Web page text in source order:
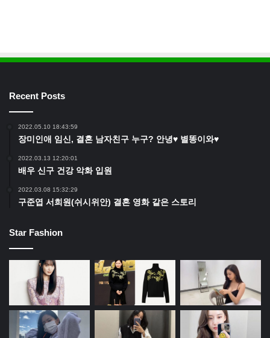
Recent Posts
2022.05.10 18:43:59
장미인애 임신, 결혼 남자친구 누구? 안녕♥ 별똥이와♥
2022.03.13 12:20:01
배우 신구 건강 악화 입원
2022.03.08 15:32:29
구준엽 서희원(쉬시위안) 결혼 영화 같은 스토리
Star Fashion